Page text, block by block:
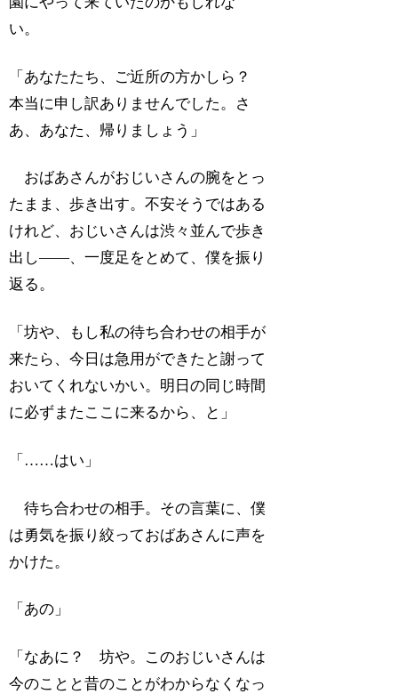
い。
「あなたたち、ご近所の方かしら？
本当に申し訳ありませんでした。さ
あ、あなた、帰りましょう」
おばあさんがおじいさんの腕をとっ
たまま、歩き出す。不安そうではある
けれど、おじいさんは渋々並んで歩き
出し――、一度足をとめて、僕を振り
返る。
「坊や、もし私の待ち合わせの相手が
来たら、今日は急用ができたと謝って
おいてくれないかい。明日の同じ時間
に必ずまたここに来るから、と」
「……はい」
待ち合わせの相手。その言葉に、僕
は勇気を振り絞っておばあさんに声を
かけた。
「あの」
「なあに？ 坊や。このおじいさんは
今のことと昔のことがわからなくなっ